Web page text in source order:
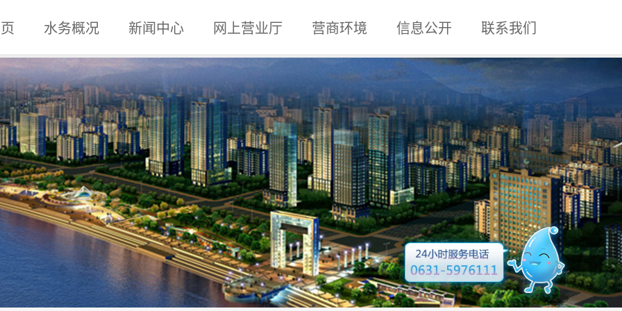
水务概况
企业概况
组织机构
内设机构
企业文化
新闻中心 网上营业厅 营商环境 信息公开 联系我们